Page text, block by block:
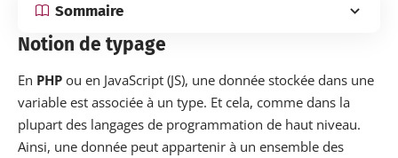
Sommaire
Notion de typage
En PHP ou en JavaScript (JS), une donnée stockée dans une
variable est associée à un type. Et cela, comme dans la
plupart des langages de programmation de haut niveau.
Ainsi, une donnée peut appartenir à un ensemble des